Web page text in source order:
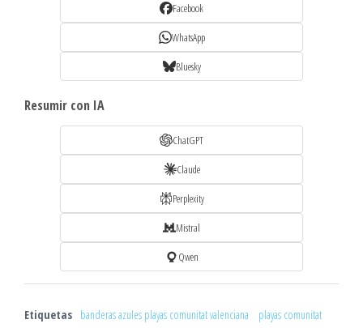
Facebook
WhatsApp
Bluesky
Resumir con IA
ChatGPT
Claude
Perplexity
Mistral
Qwen
Etiquetas banderas azules playas comunitat valenciana
playas comunitat